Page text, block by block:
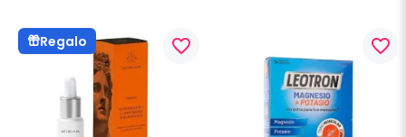
Regalo favorite_border favorite_border